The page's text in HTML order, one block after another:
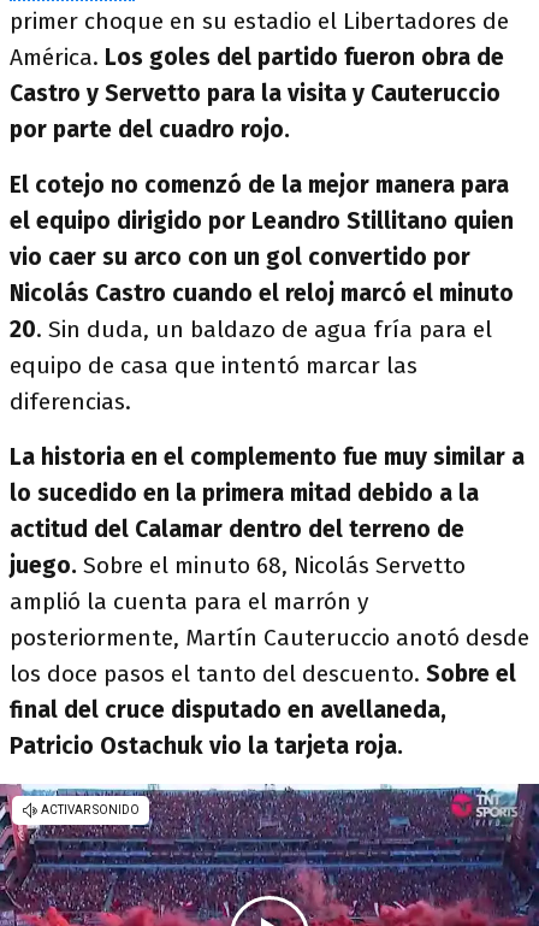
primer choque en su estadio el Libertadores de
América. Los goles del partido fueron obra de
Castro y Servetto para la visita y Cauteruccio
por parte del cuadro rojo.
El cotejo no comenzó de la mejor manera para
el equipo dirigido por Leandro Stillitano quien
vio caer su arco con un gol convertido por
Nicolás Castro cuando el reloj marcó el minuto
20. Sin duda, un baldazo de agua fría para el
equipo de casa que intentó marcar las
diferencias.
La historia en el complemento fue muy similar a
lo sucedido en la primera mitad debido a la
actitud del Calamar dentro del terreno de
juego. Sobre el minuto 68, Nicolás Servetto
amplió la cuenta para el marrón y
posteriormente, Martín Cauteruccio anotó desde
los doce pasos el tanto del descuento. Sobre el
final del cruce disputado en avellaneda,
Patricio Ostachuk vio la tarjeta roja.